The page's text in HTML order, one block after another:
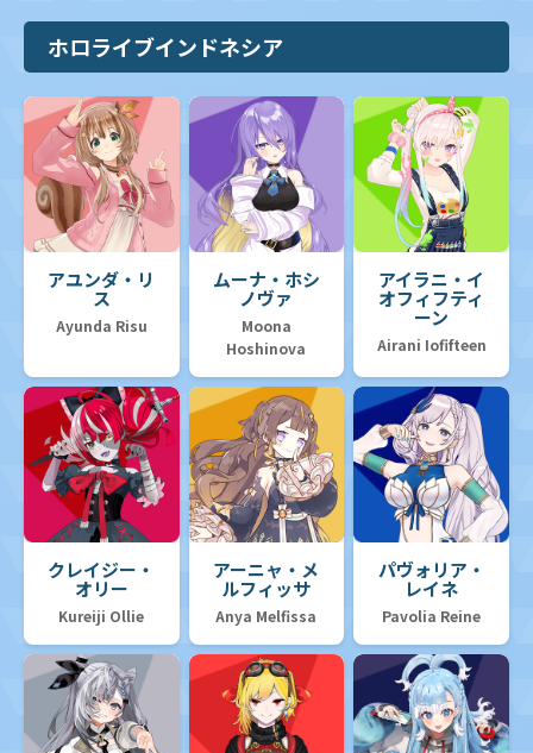
ホロライブインドネシア
アユンダ・リ
ス
Ayunda Risu
ムーナ・ホシ
ノヴァ
Moona
Hoshinova
アイラニ・イ
オフィフティ
ーン
Airani Iofifteen
クレイジー・
オリー
Kureiji Ollie
アーニャ・メ
ルフィッサ
Anya Melfissa
パヴォリア・
レイネ
Pavolia Reine